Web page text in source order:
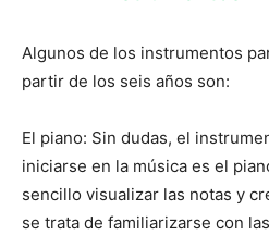
Algunos de los instrumentos
partir de los seis años son:
El piano: Sin dudas, el
iniciarse en la música es el
sencillo visualizar las notas y
se trata de familiarizarse con